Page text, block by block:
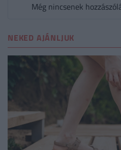
Még nincsenek
NEKED AJÁNLJUK